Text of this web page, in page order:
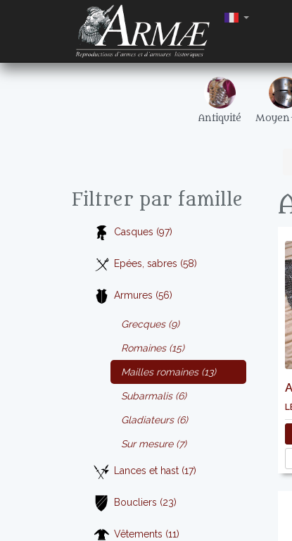
Antiquité
Filtrer par famille
Casques (97)
Epées, sabres (58)
Armures (56)
Grecques (9)
Romaines (15)
Mailles romaines (13)
Subarmalis (6)
Gladiateurs (6)
Sur mesure (7)
Lances et hast (17)
Boucliers (23)
Vêtements (11)